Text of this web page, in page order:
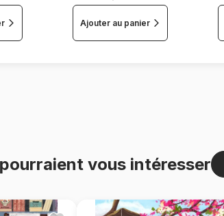
Ajouter au panier
vous intéresser